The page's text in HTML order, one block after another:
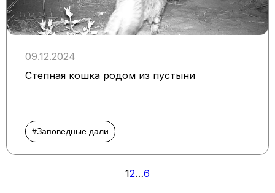
09.12.2024
Степная кошка родом из пустыни
#Заповедные дали
12…6